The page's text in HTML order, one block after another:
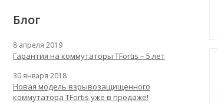
Блог
8 апреля 2019
Гарантия на коммутаторы TFortis – 5 лет
30 января 2018
Новая модель взрывозащищенного
коммутатора TFortis уже в продаже!